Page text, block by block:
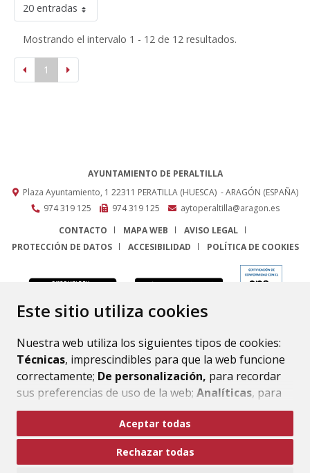
Este sitio utiliza cookies
Nuestra web utiliza los siguientes tipos de cookies:
Técnicas, imprescindibles para que la web funcione
correctamente; De personalización, para recordar
sus preferencias de uso de la web; Analíticas, para
mejorar el funcionamiento de la web y sus servicios.
Si acepta pulsando el botón“Aceptar todas”
consideramos que acepta su uso. Si pulsa el botón
Aceptar todas
Rechazar todas
20 entradas
Mostrando el intervalo 1 - 12 de 12 resultados.
1
AYUNTAMIENTO DE PERALTILLA
Plaza Ayuntamiento, 1 22311 PERATILLA (HUESCA) - ARAGÓN (ESPAÑA)
974 319 125
974 319 125
aytoperaltilla@aragon.es
CONTACTO
MAPA WEB
AVISO LEGAL
PROTECCIÓN DE DATOS
ACCESIBILIDAD POLÍTICA DE COOKIES